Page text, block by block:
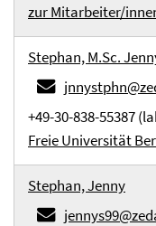
zur Mitarbeiter/
Stephan, M.Sc.
+49-30-838-55387
Freie Universität
Stephan, Jenny